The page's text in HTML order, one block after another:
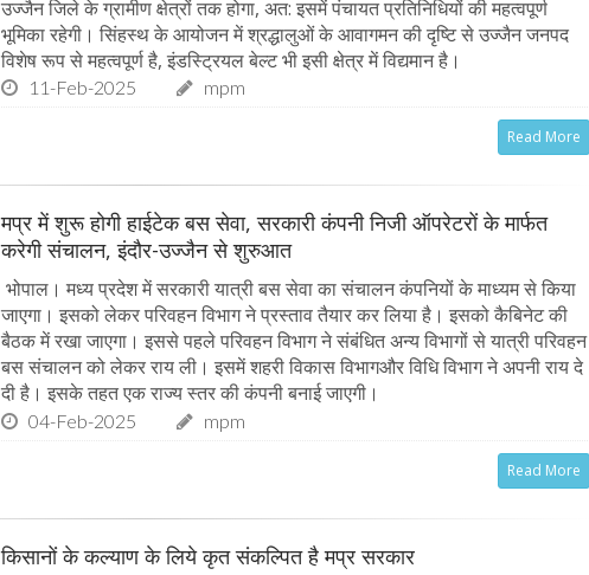
उज्जैन जिले के ग्रामीण क्षेत्रों तक होगा, अत: इसमें पंचायत प्रतिनिधियों की महत्वपूर्ण
भूमिका रहेगी। सिंहस्थ के आयोजन में श्रद्धालुओं के आवागमन की दृष्टि से उज्जैन जनपद
विशेष रूप से महत्वपूर्ण है, इंडस्ट्रियल बेल्ट भी इसी क्षेत्र में विद्यमान है।
11-Feb-2025 mpm
Read More
मप्र में शुरू होगी हाईटेक बस सेवा, सरकारी कंपनी निजी ऑपरेटरों के मार्फत
करेगी संचालन, इंदौर-उज्जैन से शुरुआत
भोपाल। मध्य प्रदेश में सरकारी यात्री बस सेवा का संचालन कंपनियों के माध्यम से किया
जाएगा। इसको लेकर परिवहन विभाग ने प्रस्ताव तैयार कर लिया है। इसको कैबिनेट की
बैठक में रखा जाएगा। इससे पहले परिवहन विभाग ने संबंधित अन्य विभागों से यात्री परिवहन
बस संचालन को लेकर राय ली। इसमें शहरी विकास विभागऔर विधि विभाग ने अपनी राय दे
दी है। इसके तहत एक राज्य स्तर की कंपनी बनाई जाएगी।
04-Feb-2025 mpm
Read More
किसानों के कल्याण के लिये कृत संकल्पित है मप्र सरकार